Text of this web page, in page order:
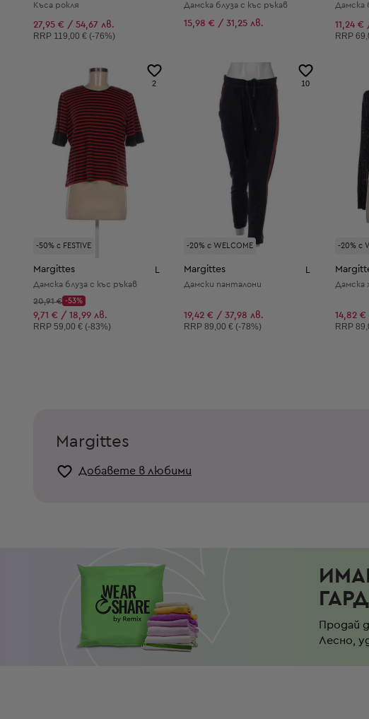
Къса рокля
27,95 € / 54,67 лв.
Препоръчителна цена:
RRP 119,00 € (-76%)
Дамска блуза с къс ръкав
15,98 € / 31,25 лв.
Дамска
11,24 €
RRP
-50% с FESTIVE
2
Margittes L
Дамска блуза с къс ръкав
Начална цена:
20,91 €
Discount Price:
-53%
Намалена цена:
9,71 € / 18,99 лв.
Препоръчителна цена:
RRP 59,00 € (-83%)
-20% с WELCOME
10
Margittes L
Дамски панталони
19,42 € / 37,98 лв.
Препоръчителна цена:
RRP89,00 € (-78%)
-20% с
Дамска
14,82 €
RRP
Margittes
Добавете в любими
Продай
Лесно,